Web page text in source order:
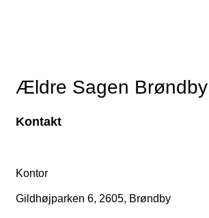
Ældre Sagen Brøndby
Kontakt
Kontor
Gildhøjparken 6, 2605, Brøndby